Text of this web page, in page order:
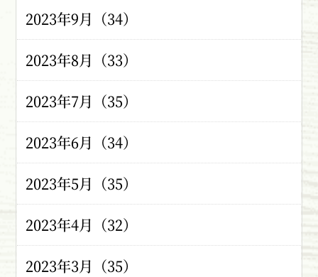
2023年9月（34）
2023年8月（33）
2023年7月（35）
2023年6月（34）
2023年5月（35）
2023年4月（32）
2023年3月（35）